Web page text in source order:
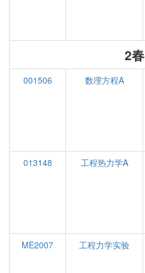
2春
001506 数理方程A
013148
工程热力学A
ME2007
工程力学实验